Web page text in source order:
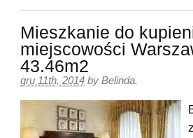
Mieszkanie do
miejscowości
43.46m2
gru 11th, 2014 by Belinda.